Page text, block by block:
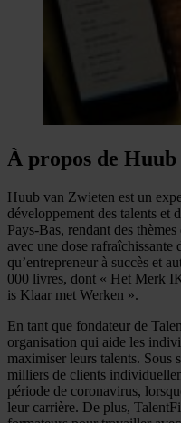
À propos de
Huub van Zwieten est un
développement des talents et
Pays-Bas, rendant des
avec une dose rafraîchissante
qu’entrepreneur à succès et
000 livres, dont « Het Merk
is Klaar met Werken ».
En tant que fondateur de
organisation qui aide les
maximiser leurs talents. Sous
milliers de clients
période de coronavirus,
leur carrière. De plus,